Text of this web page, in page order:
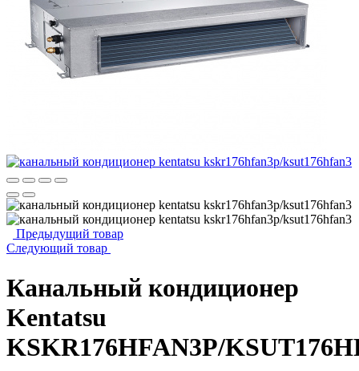
Предыдущий товар
Следующий товар
Канальный кондиционер
Kentatsu
KSKR176HFAN3P/